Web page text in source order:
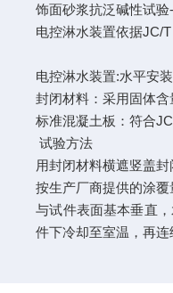
饰面砂浆抗泛碱性试
电控淋水装置依据JC/
电控淋水装置:水平安
封闭材料：采用固体
标准混凝土板：符合
试验方法
用封闭材料横遮竖盖
按生产厂商提供的涂
与试件表面基本垂直
件下冷却至室温，再